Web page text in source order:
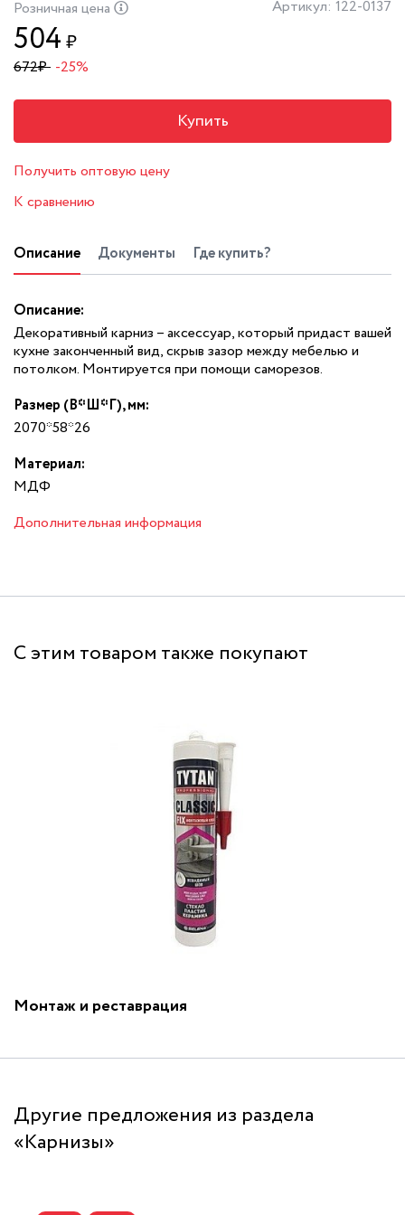
Розничная цена
504 ₽
672₽ -25%
Артикул: 122-0137
Купить
Получить оптовую цену
К сравнению
Описание Документы Где купить?
Описание:
Декоративный карниз – аксессуар, который придаст вашей
кухне законченный вид, скрыв зазор между мебелью и
потолком. Монтируется при помощи саморезов.
Размер (В*Ш*Г), мм:
2070*58*26
Материал:
МДФ
Дополнительная информация
С этим товаром также покупают
Монтаж и реставрация
Другие предложения из раздела
«Карнизы»